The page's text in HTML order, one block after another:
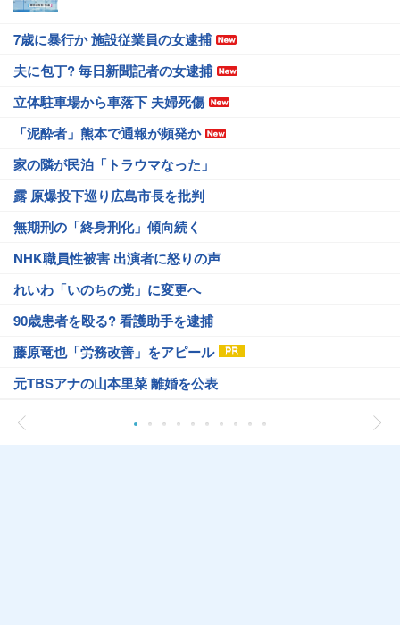
7歳に暴行か 施設従業員の女逮捕
夫に包丁? 毎日新聞記者の女逮捕
立体駐車場から車落下 夫婦死傷
「泥酔者」熊本で通報が頻発か
家の隣が民泊「トラウマなった」
露 原爆投下巡り広島市長を批判
無期刑の「終身刑化」傾向続く
NHK職員性被害 出演者に怒りの声
れいわ「いのちの党」に変更へ
90歳患者を殴る? 看護助手を逮捕
藤原竜也「労務改善」をアピール
元TBSアナの山本里菜 離婚を公表